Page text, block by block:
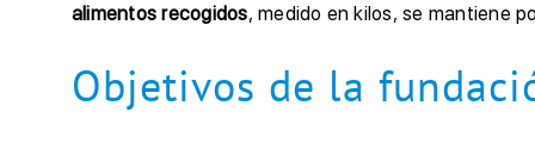
alimentos recogidos, medido en kilos, se mantiene
Objetivos de la